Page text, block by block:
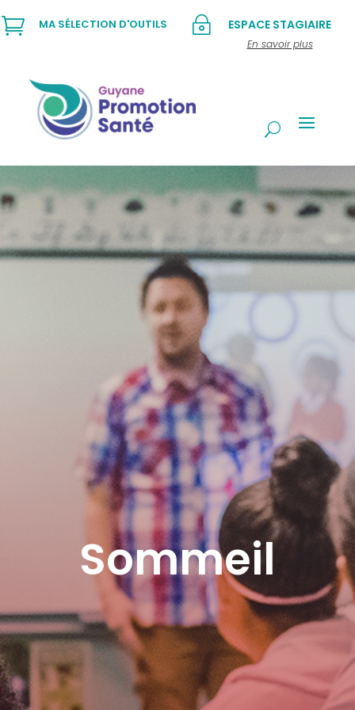
~ ESPACE STAGIAIRE
En savoir plus
 MA SÉLECTION D'OUTILS
Sommeil